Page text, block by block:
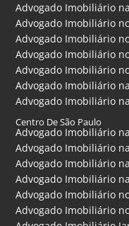
Advogado Imobiliário
Advogado Imobiliário
Advogado Imobiliário
Advogado Imobiliário
Advogado Imobiliário
Advogado Imobiliário
Advogado Imobiliário
Centro De São Paulo
Advogado Imobiliário
Advogado Imobiliário
Advogado Imobiliário
Advogado Imobiliário
Advogado Imobiliário
Advogado Imobiliário